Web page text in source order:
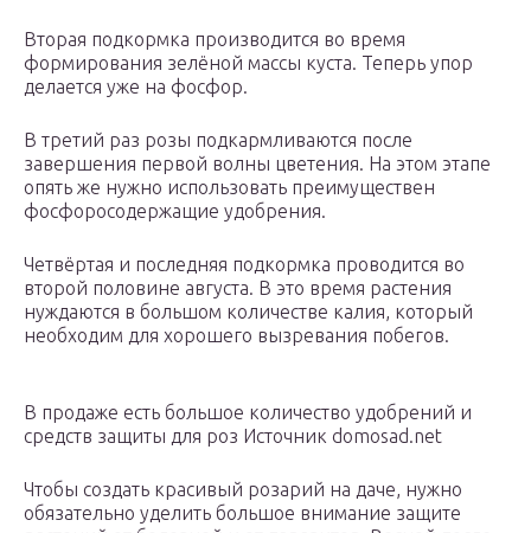
Вторая подкормка производится во время
формирования зелёной массы куста. Теперь упор
делается уже на фосфор.
В третий раз розы подкармливаются после
завершения первой волны цветения. На этом этапе
опять же нужно использовать преимуществен
фосфоросодержащие удобрения.
Четвёртая и последняя подкормка проводится во
второй половине августа. В это время растения
нуждаются в большом количестве калия, который
необходим для хорошего вызревания побегов.
В продаже есть большое количество удобрений и
средств защиты для роз Источник domosad.net
Чтобы создать красивый розарий на даче, нужно
обязательно уделить большое внимание защите